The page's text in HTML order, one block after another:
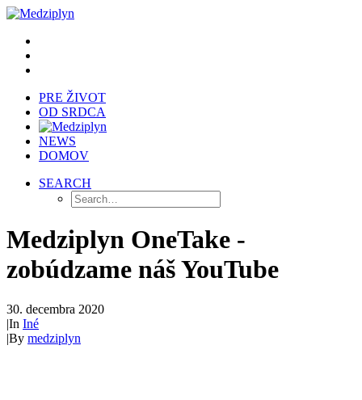
PRE ŽIVOT
OD SRDCA
NEWS
DOMOV
SEARCH
Medziplyn OneTake -
zobúdzame náš YouTube
30. decembra 2020
|In Iné
|By medziplyn